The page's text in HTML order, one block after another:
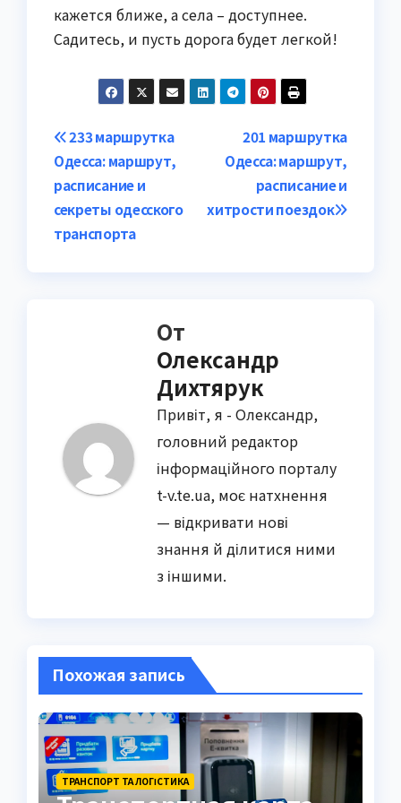
кажется ближе, а села – доступнее.
Садитесь, и пусть дорога будет легкой!
Навигация
по
записям
201 маршрутка
Одесса: маршрут,
расписание и
хитрости поездок
233 маршрутка
Одесса: маршрут,
расписание и
секреты одесского
транспорта
От
Олександр
Дихтярук
Привіт, я - Олександр,
головний редактор
інформаційного порталу
t-v.te.ua, моє натхнення
— відкривати нові
знання й ділитися ними
з іншими.
Похожая запись
ТРАНСПОРТ ТА ЛОГІСТИКА